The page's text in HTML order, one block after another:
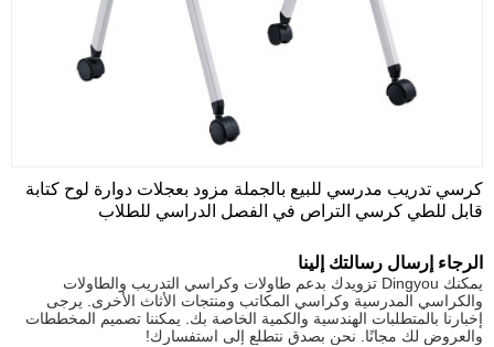
كرسي تدريب مدرسي للبيع بالجملة مزود بعجلات دوارة لوح كتابة
قابل للطي كرسي التراص في الفصل الدراسي للطلاب
الرجاء إرسال رسالتك إلينا
يمكنك Dingyou تزويدك بدعم طاولات وكراسي التدريب والطاولات
والكراسي المدرسية وكراسي المكاتب ومنتجات الأثاث الأخرى. يرجى
إخبارنا بالمتطلبات الهندسية والكمية الخاصة بك. يمكننا تصميم المخططات
والعروض لك مجانًا. نحن بصدق نتطلع إلى استفسارك!